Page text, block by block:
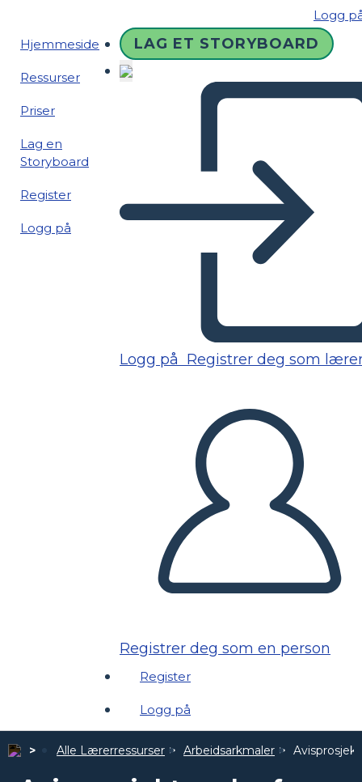
Logg
Hjemmeside
Ressurser
Priser
Lag en
Storyboard
Register
Logg på
LAG ET STORYBOARD
Logg på Registrer deg som
Registrer deg som en person
Register
Logg på
Alle Lærerressurser Arbeidsarkmaler